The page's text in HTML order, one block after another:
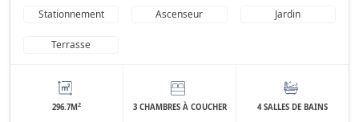
Stationnement Ascenseur Jardin
Terrasse
296.7M2 3 CHAMBRES À COUCHER 4 SALLES DE BAINS